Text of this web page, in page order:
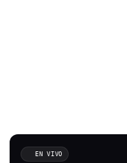
EN VIVO